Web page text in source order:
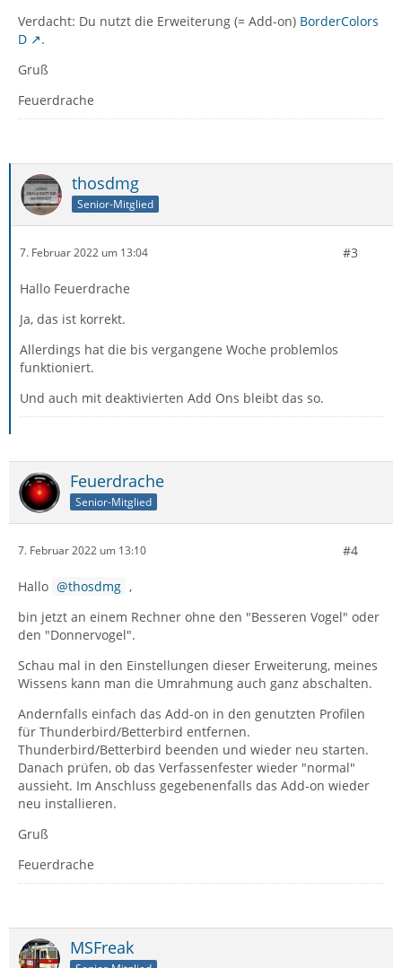
Verdacht: Du nutzt die Erweiterung (= Add-on) BorderColors
D
.
Gruß
Feuerdrache
thosdmg
Senior-Mitglied
7. Februar 2022 um 13:04 #3
Hallo Feuerdrache
Ja, das ist korrekt.
Allerdings hat die bis vergangene Woche problemlos
funktioniert.
Und auch mit deaktivierten Add Ons bleibt das so.
Feuerdrache
Senior-Mitglied
7. Februar 2022 um 13:10 #4
Hallo thosdmg ,
bin jetzt an einem Rechner ohne den "Besseren Vogel" oder
den "Donnervogel".
Schau mal in den Einstellungen dieser Erweiterung, meines
Wissens kann man die Umrahmung auch ganz abschalten.
Andernfalls einfach das Add-on in den genutzten Profilen
für Thunderbird/Betterbird entfernen.
Thunderbird/Betterbird beenden und wieder neu starten.
Danach prüfen, ob das Verfassenfester wieder "normal"
aussieht. Im Anschluss gegebenenfalls das Add-on wieder
neu installieren.
Gruß
Feuerdrache
MSFreak